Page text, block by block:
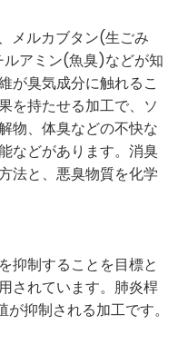
メルカブタン(生ごみ
アミン(魚臭)などが知
が臭気成分に触れるこ
を持たせる加工で、ソ
物、体臭などの不快な
などがあります。消臭
法と、悪臭物質を化学
抑制することを目標と
されています。肺炎桿
抑制される加工です。